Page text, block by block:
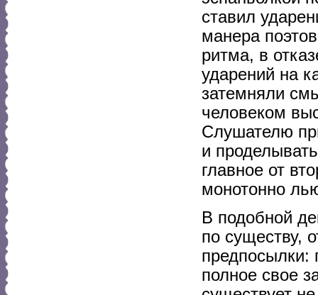
ставил
манера
ритма, в
ударений на
затемняли
человеком
Слушателю
и
главное от
монотонно
В подобной
по существу,
предпосылки:
полное свое